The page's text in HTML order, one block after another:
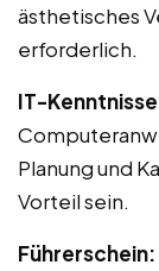
ästhetisches
erforderlich.
IT-
Planung und
Vorteil sein.
Führerschein: